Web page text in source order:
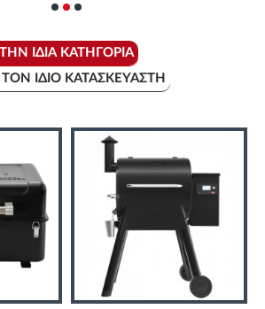
ΊΔΙΑ ΚΑΤΗΓΟΡΊΑ
ΊΔΙΟ ΚΑΤΑΣΚΕΥΑΣΤΉ